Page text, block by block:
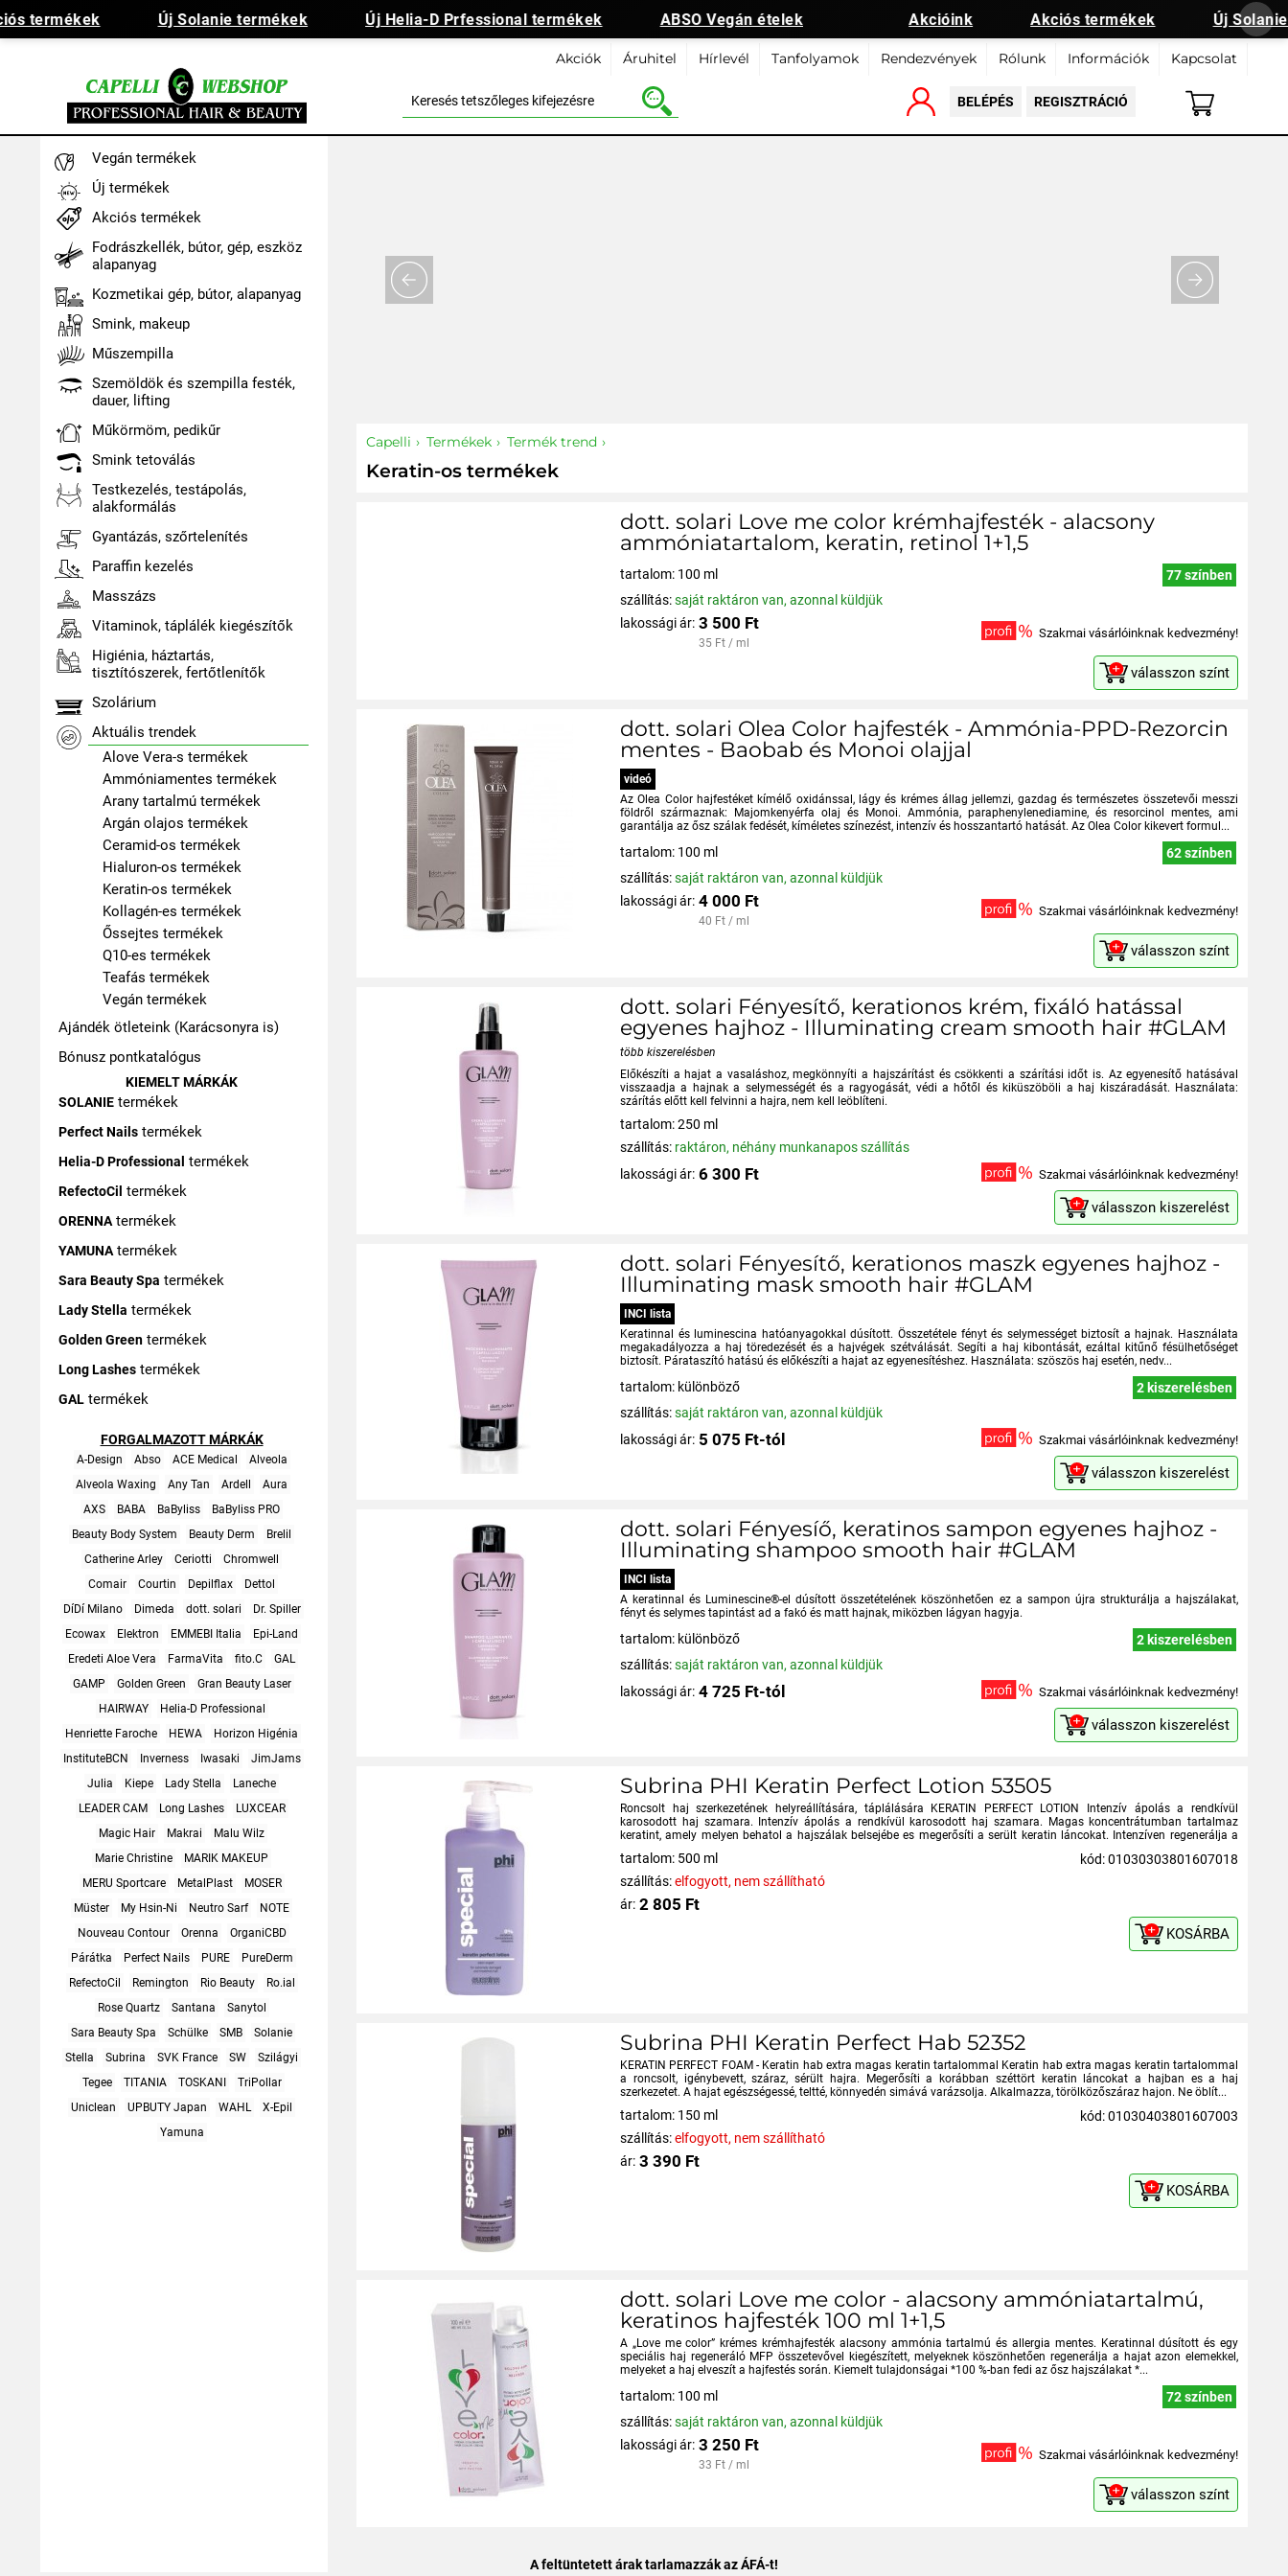
termékek Új Solanie termékek Új Helia-D Prfessional termékek ABSO Vegán ételek Akcióink Akciós termékek Új Solanie
BELÉPÉS REGISZTRÁCIÓ
Akciók Áruhitel Hírlevél Tanfolyamok Rendezvények Rólunk Információk Kapcsolat
Vegán termékek
Új termékek
Akciós termékek
Fodrászkellék, bútor, gép, eszköz
alapanyag
Kozmetikai gép, bútor, alapanyag
Smink, makeup
Műszempilla
Szemöldök és szempilla festék,
dauer, lifting
Műkörmöm, pedikűr
Smink tetoválás
Testkezelés, testápolás,
alakformálás
Gyantázás, szőrtelenítés
Paraffin kezelés
Masszázs
Vitaminok, táplálék kiegészítők
Higiénia, háztartás,
tisztítószerek, fertőtlenítők
Szolárium
Aktuális trendek
Alove Vera-s termékek
Ammóniamentes termékek
Arany tartalmú termékek
Argán olajos termékek
Ceramid-os termékek
Hialuron-os termékek
Keratin-os termékek
Kollagén-es termékek
Őssejtes termékek
Q10-es termékek
Teafás termékek
Vegán termékek
Ajándék ötleteink (Karácsonyra is)
Bónusz pontkatalógus
KIEMELT MÁRKÁK
SOLANIE termékek
Perfect Nails termékek
Helia-D Professional termékek
RefectoCil termékek
ORENNAtermékek
YAMUNAtermékek
Sara Beauty Spa termékek
Lady Stella termékek
Golden Green termékek
Long Lashes termékek
GAL termékek
FORGALMAZOTT MÁRKÁK
A-Design Abso ACE Medical
Alveola
Alveola Waxing
Any Tan Ardell
Aura
AXS
BABA BaByliss
BaByliss PRO
Beauty Body System
Beauty Derm
Brelil
Catherine Arley
Ceriotti
Chromwell
Comair
Courtin Depilflax
Dettol
DíDí Milano
Dimeda dott. solari
Dr. Spiller
Ecowax
Elektron EMMEBI Italia
Epi-Land
Eredeti Aloe Vera
FarmaVita fito.C
GAL
GAMP
Golden Green
Gran Beauty Laser
HAIRWAY
Helia-D Professional
Henriette Faroche
HEWA
Horizon Higénia
InstituteBCN
Inverness Iwasaki
JimJams
Julia
Kiepe Lady Stella
Laneche
LEADER CAM
Long Lashes
LUXCEAR
Magic Hair
Makrai
Malu Wilz
Marie Christine
MARIK MAKEUP
MERU Sportcare
MetalPlast
MOSER
Müster
My Hsin-Ni Neutro Sarf
NOTE
Nouveau Contour
Orenna
OrganiCBD
Párátka
Perfect Nails PURE
PureDerm
RefectoCil
Remington Rio Beauty
Ro.ial
Rose Quartz
Santana
Sanytol
Sara Beauty Spa
Schülke SMB
Solanie
Stella
Subrina SVK France SW
Szilágyi
Tegee
TITANIA TOSKANI
TriPollar
Uniclean
UPBUTY Japan WAHL
X-Epil
Yamuna
Capelli Termékek Termék trend
Keratin-os termékek
dott. solari Love me color krémhajfesték - alacsony
ammóniatartalom, keratin, retinol 1+1,5
tartalom: 100 ml
77 színben
szállítás:saját raktáron van, azonnal küldjük
lakossági ár: 3 500 Ft
35 Ft / ml
Szakmai vásárlóinknak kedvezmény!
válasszon színt
dott. solari Olea Color hajfesték - Ammónia-PPD-Rezorcin
mentes - Baobab és Monoi olajjal
videó
Az Olea Color hajfestéket kímélő oxidánssal, lágy és krémes állag jellemzi, gazdag és természetes összetevői messzi
földről származnak: Majomkenyérfa olaj és Monoi. Ammónia, paraphenylenediamine, és resorcinol mentes, ami
garantálja az ősz szálak fedését, kíméletes színezést, intenzív és hosszantartó hatását. Az Olea Color kikevert formul...
tartalom: 100 ml
62 színben
szállítás:saját raktáron van, azonnal küldjük
lakossági ár: 4 000 Ft
40 Ft / ml
Szakmai vásárlóinknak kedvezmény!
válasszon színt
dott. solari Fényesítő, kerationos krém, fixáló hatással
egyenes hajhoz - Illuminating cream smooth hair #GLAM
több kiszerelésben
Előkészíti a hajat a vasaláshoz, megkönnyíti a hajszárítást és csökkenti a szárítási időt is. Az egyenesítő hatásával
visszaadja a hajnak a selymességét és a ragyogását, védi a hőtől és kiküszöböli a haj kiszáradását. Használata:
szárítás előtt kell felvinni a hajra, nem kell leöblíteni.
tartalom: 250 ml
szállítás: raktáron, néhány munkanapos szállítás
lakossági ár: 6 300 Ft Szakmai vásárlóinknak kedvezmény!
válasszon kiszerelést
dott. solari Fényesítő, kerationos maszk egyenes hajhoz -
Illuminating mask smooth hair #GLAM
INCI lista
Keratinnal és luminescina hatóanyagokkal dúsított. Összetétele fényt és selymességet biztosít a hajnak. Használata
megakadályozza a haj töredezését és a hajvégek szétválását. Segíti a haj kibontását, ezáltal kitűnő fésülhetőséget
biztosít. Párataszító hatású és előkészíti a hajat az egyenesítéshez. Használata: szöszös haj esetén, nedv...
tartalom: különböző
2 kiszerelésben
szállítás:saját raktáron van, azonnal küldjük
lakossági ár: 5 075 Ft-tól Szakmai vásárlóinknak kedvezmény!
válasszon kiszerelést
dott. solari Fényesíő, keratinos sampon egyenes hajhoz -
Illuminating shampoo smooth hair #GLAM
INCI lista
A keratinnal és Luminescine®-el dúsított összetételének köszönhetően ez a sampon újra strukturálja a hajszálakat,
fényt és selymes tapintást ad a fakó és matt hajnak, miközben lágyan hagyja.
tartalom: különböző
2 kiszerelésben
szállítás:saját raktáron van, azonnal küldjük
lakossági ár: 4 725 Ft-tól Szakmai vásárlóinknak kedvezmény!
válasszon kiszerelést
Subrina PHI Keratin Perfect Lotion 53505
Roncsolt haj szerkezetének helyreállítására, táplálására KERATIN PERFECT LOTION Intenzív ápolás a rendkívül
karosodott haj szamara. Intenzív ápolás a rendkívül karosodott haj szamara. Magas koncentrátumban tartalmaz
keratint, amely melyen behatol a hajszálak belsejébe es megerősíti a serült keratin láncokat. Intenzíven regenerálja a
tartalom: 500 ml
kód: 01030303801607018
szállítás:elfogyott, nem szállítható
ár: 2 805 Ft
KOSÁRBA
Subrina PHI Keratin Perfect Hab 52352
KERATIN PERFECT FOAM - Keratin hab extra magas keratin tartalommal Keratin hab extra magas keratin tartalommal
a roncsolt, igénybevett, száraz, sérült hajra. Megerősíti a korábban széttört keratin láncokat a hajban es a haj
szerkezetet. A hajat egészségessé, teltté, könnyedén simává varázsolja. Alkalmazza, törölközőszáraz hajon. Ne öblít...
tartalom: 150 ml
kód: 01030403801607003
szállítás:elfogyott, nem szállítható
ár: 3 390 Ft
KOSÁRBA
dott. solari Love me color - alacsony ammóniatartalmú,
keratinos hajfesték 100 ml 1+1,5
A „Love me color” krémes krémhajfesték alacsony ammónia tartalmú és allergia mentes. Keratinnal dúsított és egy
speciális haj regeneráló MFP összetevővel kiegészített, melyeknek köszönhetően regenerálja a hajat azon elemekkel,
melyeket a haj elveszít a hajfestés során. Kiemelt tulajdonságai *100 %-ban fedi az ősz hajszálakat *...
tartalom: 100 ml
72 színben
szállítás:saját raktáron van, azonnal küldjük
lakossági ár: 3 250 Ft
33 Ft / ml
Szakmai vásárlóinknak kedvezmény!
válasszon színt
A feltüntetett árak tarlamazzák az ÁFÁ-t!